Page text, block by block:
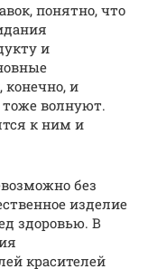
понятно, что
и
конечно, и
тоже волнуют.
к ним и
без
изделие
здоровью. В
красителей